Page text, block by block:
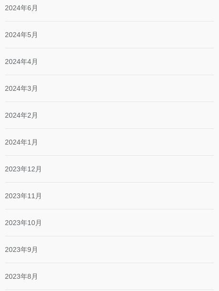
2024年6月
2024年5月
2024年4月
2024年3月
2024年2月
2024年1月
2023年12月
2023年11月
2023年10月
2023年9月
2023年8月